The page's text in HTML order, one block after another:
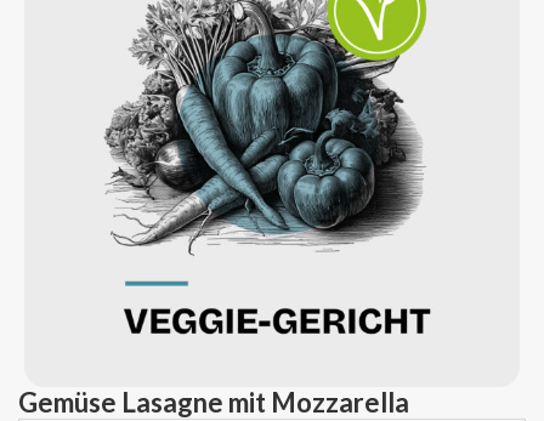
Gemüse Lasagne mit Mozzarella